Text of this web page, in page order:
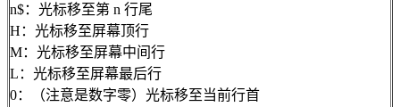
n$：光标移至第 n 行尾
H：光标移至屏幕顶行
M：光标移至屏幕中间行
L：光标移至屏幕最后行
0：（注意是数字零）光标移至当前行首